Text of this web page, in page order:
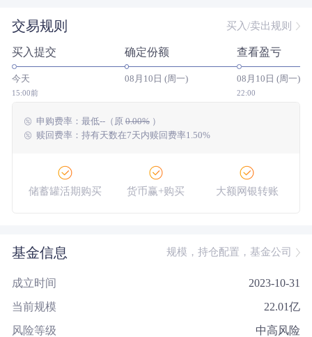
近三年 --/--
近五年 -- 0.00% --/--
今年以来 255/423
成立以来 25.42%
交易规则 买入/卖出规则
买入提交
今天
15:00前
确定份额
08月10日 (周一)
查看盈亏
08月10日 (周一)
22:00
申购费率： 最低--（原 0.00%）
赎回费率：持有天数在7天内赎回费率1.50%
储蓄罐活期购买 货币赢+购买 大额网银转账
基金信息 规模，持仓配置，基金公司
成立时间 2023-10-31
当前规模 22.01亿
风险等级 中高风险